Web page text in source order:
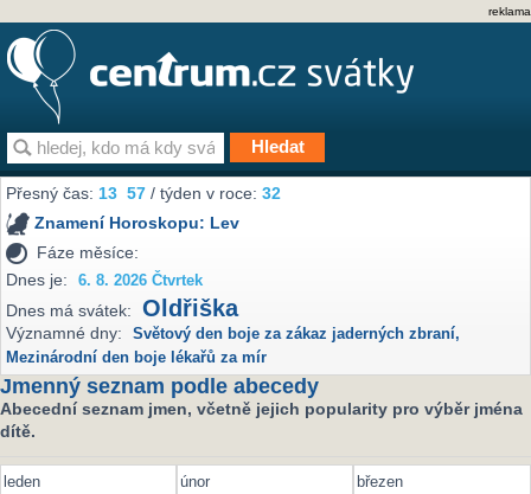
reklama
Přesný čas:13 57 / týden v roce:32
Znamení Horoskopu: Lev
Fáze měsíce:
Dnes je:
6. 8. 2026 Čtvrtek
Dnes má svátek: Oldřiška
Významné dny: Světový den boje za zákaz jaderných zbraní,
Mezinárodní den boje lékařů za mír
Jmenný seznam podle abecedy
Abecední seznam jmen, včetně jejich popularity pro výběr jména
dítě.
leden únor
březen